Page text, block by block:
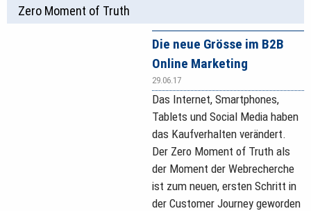
Zero Moment of Truth
Die neue Grösse im B2B
Online Marketing
29.06.17
Das Internet, Smartphones,
Tablets und Social Media haben
das Kaufverhalten verändert.
Der Zero Moment of Truth als
der Moment der Webrecherche
ist zum neuen, ersten Schritt in
der Customer Journey geworden